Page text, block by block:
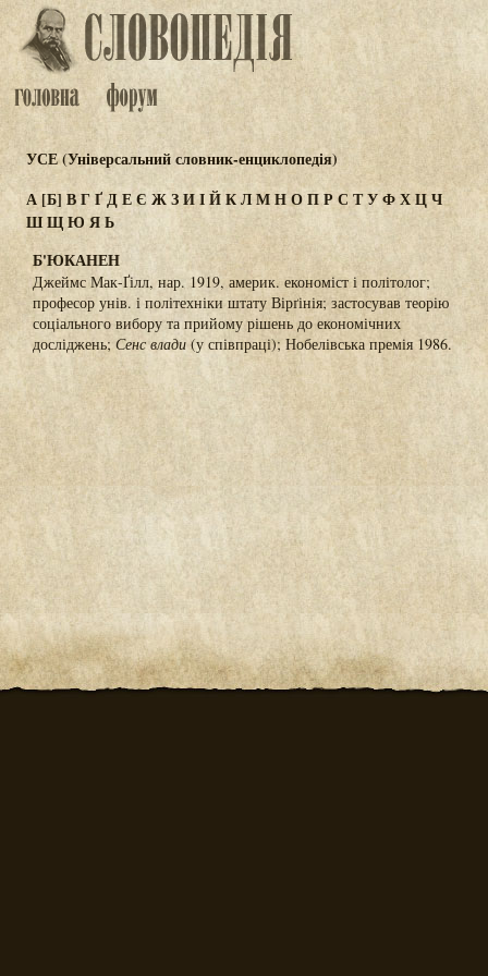
УСЕ (Універсальний словник-енциклопедія)
А[Б] ВГҐДЕЄ ЖЗИІЙКЛМНОПР СТУФХЦЧ
ШЩЮЯЬ
Б'ЮКАНЕН
Джеймс Мак-Ґілл, нар. 1919, америк. економіст і політолог;
професор унів. і політехніки штату Вірґінія; застосував теорію
соціального вибору та прийому рішень до економічних
досліджень; Сенс влади (у співпраці); Нобелівська премія 1986.